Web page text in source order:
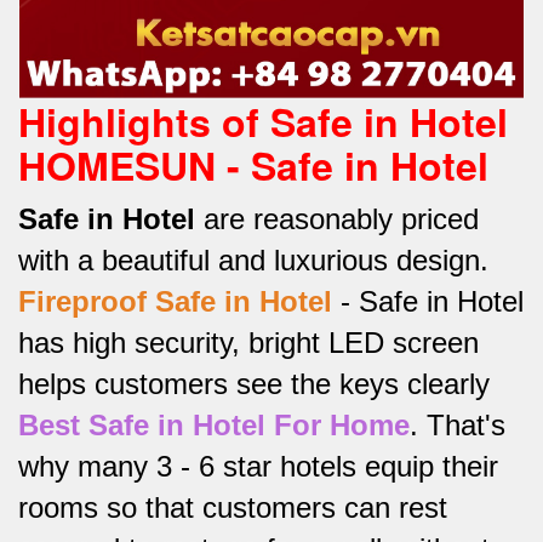
Highlights of Safe in Hotel
HOMESUN - Safe in Hotel
Safe in Hotel are reasonably priced
with a beautiful and luxurious design.
Fireproof Safe in Hotel - Safe in Hotel
has high security, bright LED screen
helps customers see the keys clearly
Best Safe in Hotel For Home. That's
why many 3 - 6 star hotels equip their
rooms so that customers can rest